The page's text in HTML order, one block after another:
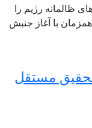
ظالمانه رژیم را
با آغاز جنبش
مستقل